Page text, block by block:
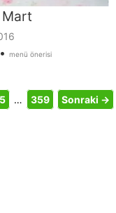
Mart
• menü önerisi
… 359 Sonraki →